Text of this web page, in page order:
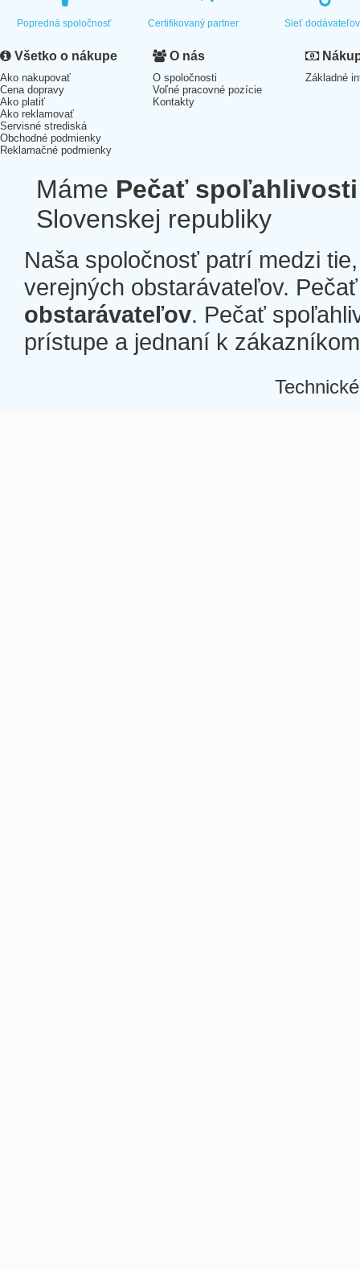
Popredná spoločnosť Certifikovaný partner Sieť dodávateľov
Všetko o nákupe
Ako nakupovať
Cena dopravy
Ako platiť
Ako reklamovať
Servisné strediská
Obchodné podmienky
Reklamačné podmienky
O nás
O spoločnosti
Voľné pracovné pozície
Kontakty
Základné
Máme Pečať spoľahlivosti
Slovenskej republiky
Naša spoločnosť patrí medzi
verejných obstarávateľov.
obstarávateľov. Pečať
prístupe a jednaní k